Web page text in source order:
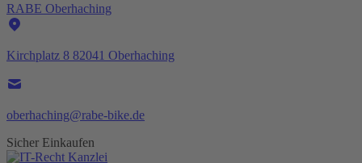
RABE Oberhaching
Kirchplatz 8 82041 Oberhaching
oberhaching@rabe-bike.de
Sicher Einkaufen